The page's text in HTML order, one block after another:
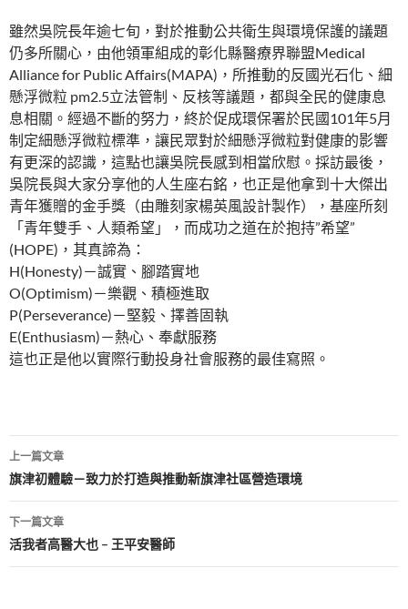
雖然吳院長年逾七旬，對於推動公共衛生與環境保護的議題
仍多所關心，由他領軍組成的彰化縣醫療界聯盟Medical
Alliance for Public Affairs(MAPA)，所推動的反國光石化、細
懸浮微粒 pm2.5立法管制、反核等議題，都與全民的健康息
息相關。經過不斷的努力，終於促成環保署於民國101年5月
制定細懸浮微粒標準，讓民眾對於細懸浮微粒對健康的影響
有更深的認識，這點也讓吳院長感到相當欣慰。採訪最後，
吳院長與大家分享他的人生座右銘，也正是他拿到十大傑出
青年獲贈的金手獎（由雕刻家楊英風設計製作），基座所刻
「青年雙手、人類希望」，而成功之道在於抱持”希望”
(HOPE)，其真諦為：
H(Honesty)－誠實、腳踏實地
O(Optimism)－樂觀、積極進取
P(Perseverance)－堅毅、擇善固執
E(Enthusiasm)－熱心、奉獻服務
這也正是他以實際行動投身社會服務的最佳寫照。
文
章
導
覽
上一篇文章
旗津初體驗－致力於打造與推動新旗津社區營造環境
下一篇文章
活我者高醫大也 – 王平安醫師